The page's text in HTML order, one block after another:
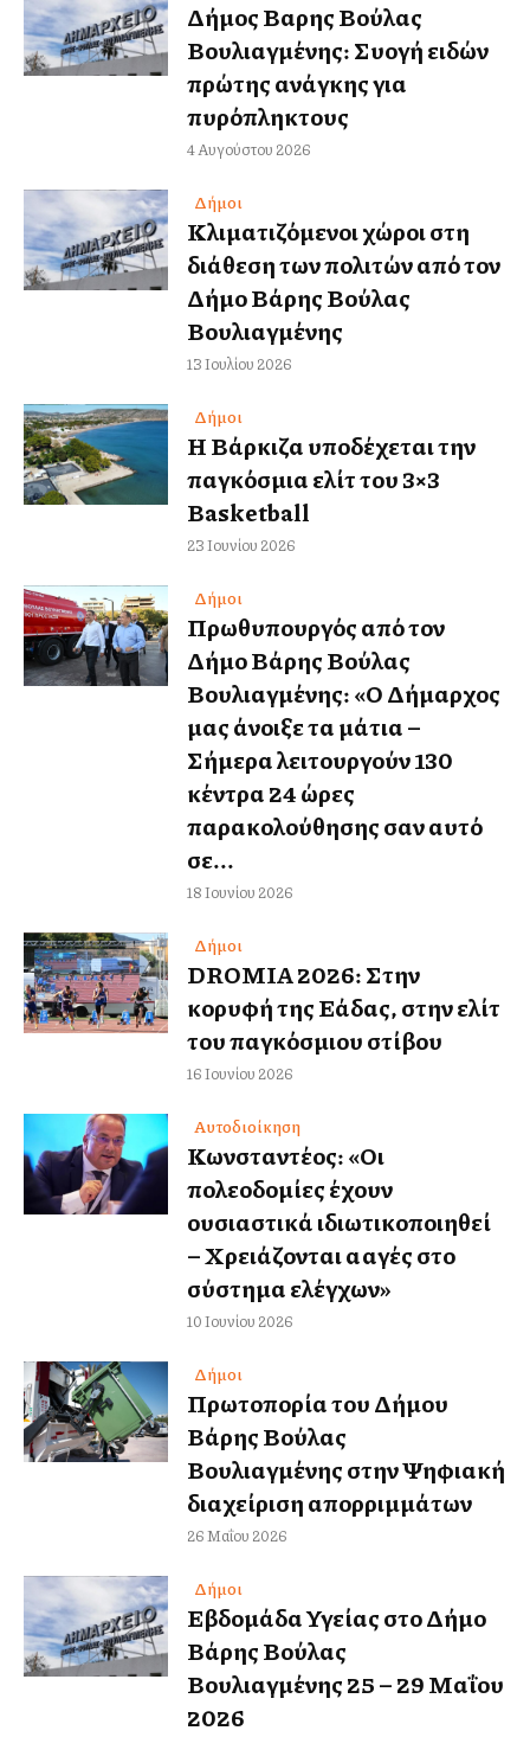
Δήμος Βαρης Βούλας
Βουλιαγμένης: Συλλογή ειδών
πρώτης ανάγκης για
πυρόπληκτους
4 Αυγούστου 2026
Δήμοι
Κλιματιζόμενοι χώροι στη
διάθεση των πολιτών από τον
Δήμο Βάρης Βούλας
Βουλιαγμένης
13 Ιουλίου 2026
Δήμοι
Η Βάρκιζα υποδέχεται την
παγκόσμια ελίτ του 3×3
Basketball
23 Ιουνίου 2026
Δήμοι
Πρωθυπουργός από τον
Δήμο Βάρης Βούλας
Βουλιαγμένης: «Ο Δήμαρχος
μας άνοιξε τα μάτια –
Σήμερα λειτουργούν 130
κέντρα 24 ώρες
παρακολούθησης σαν αυτό
σε...
18 Ιουνίου 2026
Δήμοι
DROMIA 2026: Στην
κορυφή της Ελλάδας, στην ελίτ
του παγκόσμιου στίβου
16 Ιουνίου 2026
Αυτοδιοίκηση
Κωνσταντέλλος: «Οι
πολεοδομίες έχουν
ουσιαστικά ιδιωτικοποιηθεί
– Χρειάζονται αλλαγές στο
σύστημα ελέγχων»
10 Ιουνίου 2026
Δήμοι
Πρωτοπορία του Δήμου
Βάρης Βούλας
Βουλιαγμένης στην Ψηφιακή
διαχείριση απορριμμάτων
26 Μαΐου 2026
Δήμοι
Εβδομάδα Υγείας στο Δήμο
Βάρης Βούλας
Βουλιαγμένης 25 – 29 Μαΐου
2026